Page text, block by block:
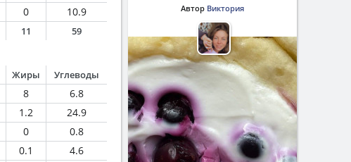
0
10.9
11 59
Жиры Углеводы
8
6.8
1.2
24.9
0
0.8
0.1
4.6
Автор Виктория